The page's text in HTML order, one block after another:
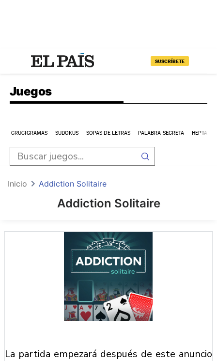
SUSCRÍBETE
Juegos
CRUCIGRAMAS SUDOKUS SOPAS DE LETRAS PALABRA SECRETA
Addiction Solitaire
Inicio Addiction Solitaire
la partida empezará después de este anuncio